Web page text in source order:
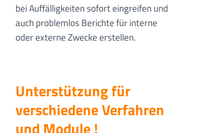
bei Auffälligkeiten sofort eingreifen und
auch problemlos Berichte für interne
oder externe Zwecke erstellen.
Unterstützung für
verschiedene Verfahren